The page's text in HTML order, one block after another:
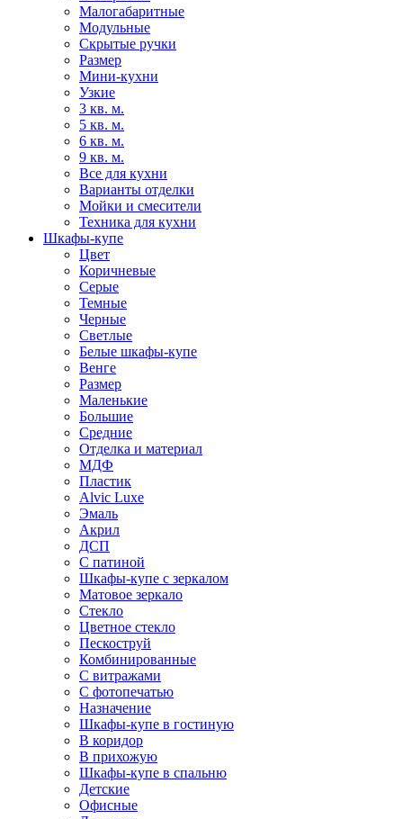
Малогабаритные
Модульные
Скрытые ручки
Размер
Мини-кухни
Узкие
3 кв. м.
5 кв. м.
6 кв. м.
9 кв. м.
Все для кухни
Варианты отделки
Мойки и смесители
Техника для кухни
Шкафы-купе
Цвет
Коричневые
Серые
Темные
Черные
Светлые
Белые шкафы-купе
Венге
Размер
Маленькие
Большие
Средние
Отделка и материал
МДФ
Пластик
Alvic Luxe
Эмаль
Акрил
ДСП
С патиной
Шкафы-купе с зеркалом
Матовое зеркало
Стекло
Цветное стекло
Пескоструй
Комбинированные
С витражами
С фотопечатью
Назначение
Шкафы-купе в гостиную
В коридор
В прихожую
Шкафы-купе в спальню
Детские
Офисные